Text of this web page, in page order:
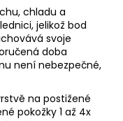
chladu a
jelikož bod
svoje
doba
není nebezpečné,
na postižené
pokožky 1 až 4x